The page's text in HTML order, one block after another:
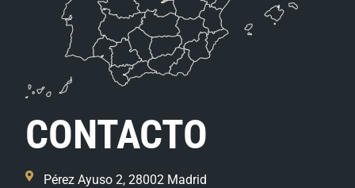
CONTACTO
Pérez Ayuso 2, 28002 Madrid